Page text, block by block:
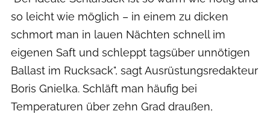
so leicht wie möglich – in einem zu dicken
schmort man in lauen Nächten schnell im
eigenen Saft und schleppt tagsüber unnötigen
Ballast im Rucksack", sagt Ausrüstungsredakteur
Boris Gnielka. Schläft man häufig bei
Temperaturen über zehn Grad draußen,